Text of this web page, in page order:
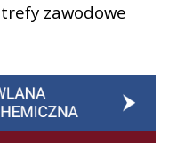
zawodowe